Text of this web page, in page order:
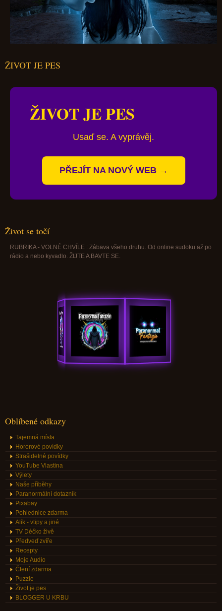
ŽIVOT JE PES
ŽIVOT JE PES
Usaď se. A vyprávěj.
PŘEJÍT NA NOVÝ WEB →
Život se točí
RUBRIKA - VOLNÉ CHVÍLE : Zábava všeho druhu. Od online sudoku až po
rádio a nebo kyvadlo. ŽIJTE A BAVTE SE.
Oblíbené odkazy
Tajemná místa
Hororové povídky
Strašidelné povídky
YouTube Vlastina
Výlety
Naše příběhy
Paranormální dotazník
Pixabay
Pohlednice zdarma
Alík - vtipy a jiné
TV Déčko živě
Předveď zvíře
Recepty
Moje Audio
Čtení zdarma
Puzzle
Život je pes
BLOGGER U KRBU